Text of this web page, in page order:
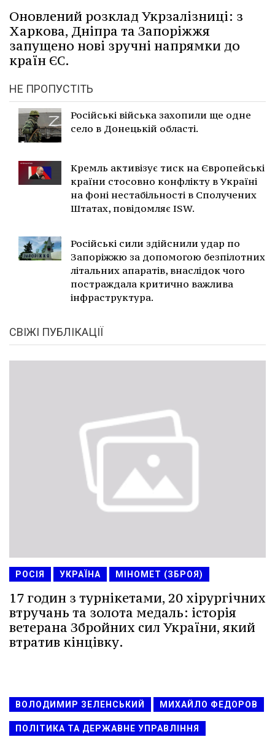
Оновлений розклад Укрзалізниці: з
Харкова, Дніпра та Запоріжжя
запущено нові зручні напрямки до
країн ЄС.
НЕ ПРОПУСТІТЬ
Російські війська захопили ще одне
село в Донецькій області.
Кремль активізує тиск на Європейські
країни стосовно конфлікту в Україні
на фоні нестабільності в Сполучених
Штатах, повідомляє ISW.
Російські сили здійснили удар по
Запоріжжю за допомогою безпілотних
літальних апаратів, внаслідок чого
постраждала критично важлива
інфраструктура.
СВІЖІ ПУБЛІКАЦІЇ
РОСІЯ УКРАЇНА МІНОМЕТ (ЗБРОЯ)
17 годин з турнікетами, 20 хірургічних
втручань та золота медаль: історія
ветерана Збройних сил України, який
втратив кінцівку.
ВОЛОДИМИР ЗЕЛЕНСЬКИЙ МИХАЙЛО ФЕДОРОВ
ПОЛІТИКА ТА ДЕРЖАВНЕ УПРАВЛІННЯ